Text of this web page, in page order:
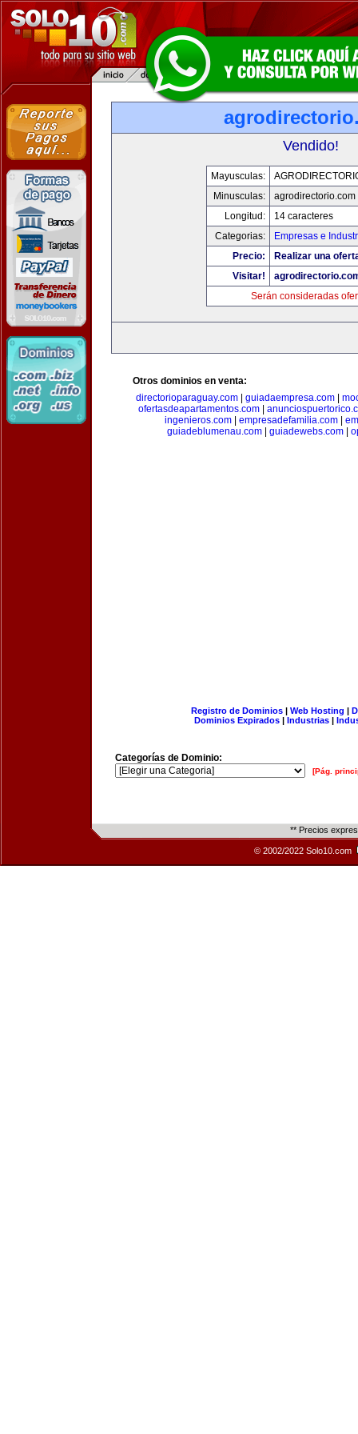
Vendido!
Mayusculas:
Minusculas:
agrodirectorio.com
Longitud:
14 caracteres
Categorias:
Empresas e
Precio:
Realizar una
Visitar!
Serán consideradas
Otros dominios en venta:
directorioparaguay.com| guiadaempresa.com|
ofertasdeapartamentos.com
ingenieros.com| empresadefamilia.com|
guiadeblumenau.com| guiadewebs.com|
Registro de Dominios| Web Hosting |
Dominios Expirados | Industrias |
Categorías de Dominio:
[Pág.
** Precios
© 2002/2022 Solo10.com